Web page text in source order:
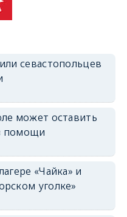
севастопольцев
может оставить
помощи
«Чайка» и
уголке»